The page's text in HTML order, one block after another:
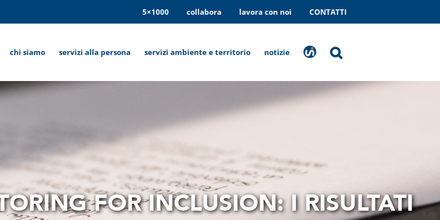
5×1000 collabora lavora con noi CONTATTI
chi siamo servizi alla persona servizi ambiente e territorio notizie
stranaragione
FOR INCLUSION: I RISULTATI